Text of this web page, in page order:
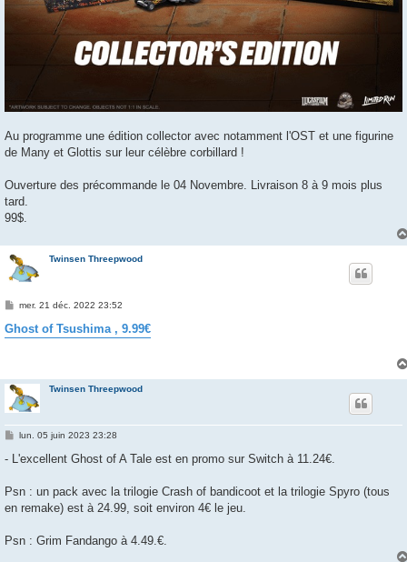
Au programme une édition collector avec notamment l'OST et une figurine
de Many et Glottis sur leur célèbre corbillard !
Ouverture des précommande le 04 Novembre. Livraison 8 à 9 mois plus
tard.
99$.
Twinsen Threepwood
M
s
s
mer. 21 déc. 2022 23:52
Ghost of Tsushima , 9.99€
Twinsen Threepwood
M
s
g
lun. 05 juin 2023 23:28
- L'excellent Ghost of A Tale est en promo sur Switch à 11.24€.
Psn : un pack avec la trilogie Crash of bandicoot et la trilogie Spyro (tous
en remake) est à 24.99, soit environ 4€ le jeu.
Psn : Grim Fandango à 4.49.€.